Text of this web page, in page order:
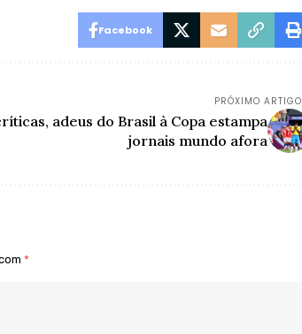
Facebook
PRÓXIMO ARTIGO
adeus do Brasil à Copa estampa
jornais mundo afora
*